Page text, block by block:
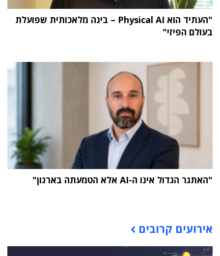
"העתיד הוא Physical AI – בינה מלאכותית שפועלת
בעולם הפיזי"
"האתגר הגדול אינו ה-AI אלא הטמעתה בארגון"
אירועים קרובים